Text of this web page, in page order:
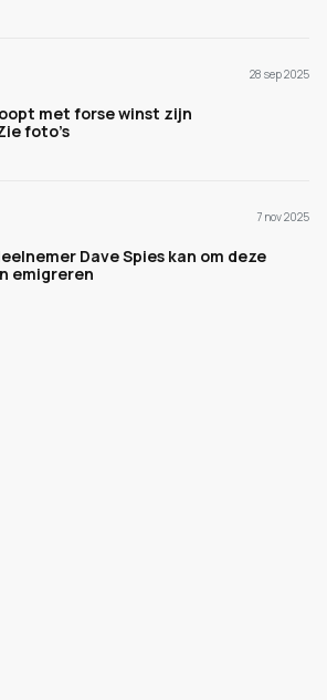
28 sep 2025
met forse winst zijn
foto’s
7 nov 2025
Dave Spies kan om deze
emigreren